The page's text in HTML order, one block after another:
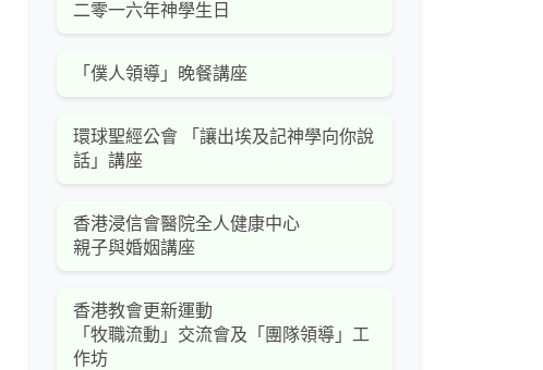
二零一六年神學生日
「僕人領導」晚餐講座
環球聖經公會 「讓出埃及記神學向你說
話」講座
香港浸信會醫院全人健康中心
親子與婚姻講座
香港教會更新運動
「牧職流動」交流會及「團隊領導」工
作坊